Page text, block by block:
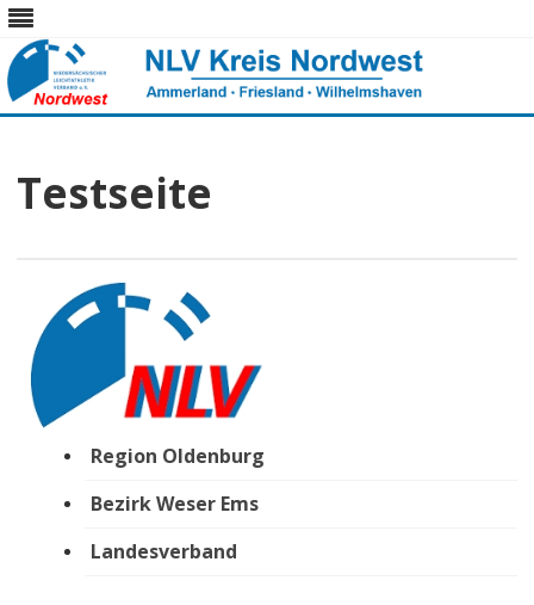
Skip
Testseite
Region Oldenburg
Bezirk Weser Ems
Landesverband